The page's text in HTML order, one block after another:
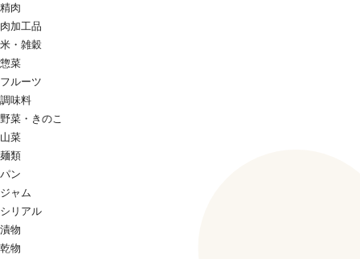
精肉
肉加工品
米・雑穀
惣菜
フルーツ
調味料
野菜・きのこ
山菜
麺類
パン
ジャム
シリアル
漬物
乾物